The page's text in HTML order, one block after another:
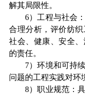
解其局限性。
6）工程与社会
合理分析，评价纺
社会、健康、安全
的责任。
7）环境和可持
问题的工程实践对环
8）职业规范：